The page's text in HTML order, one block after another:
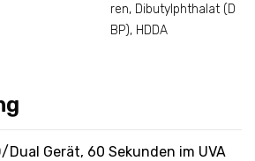
ren, Dibutylphthalat (D
BP), HDDA
Gerät, 60 Sekunden im UVA